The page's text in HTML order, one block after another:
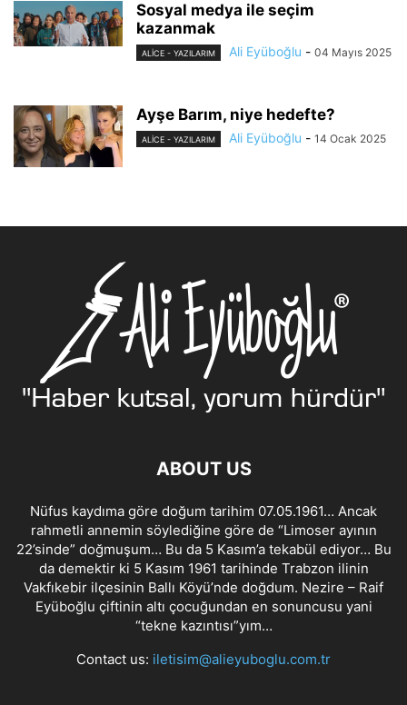
Sosyal medya ile seçim
kazanmak
ALİCE - YAZILARIM Ali Eyüboğlu - 04 Mayıs 2025
Ayşe Barım, niye hedefte?
ALİCE - YAZILARIM Ali Eyüboğlu - 14 Ocak 2025
ABOUT US
Nüfus kaydıma göre doğum tarihim 07.05.1961… Ancak
rahmetli annemin söylediğine göre de “Limoser ayının
22’sinde” doğmuşum… Bu da 5 Kasım’a tekabül ediyor… Bu
da demektir ki 5 Kasım 1961 tarihinde Trabzon ilinin
Vakfıkebir ilçesinin Ballı Köyü’nde doğdum. Nezire – Raif
Eyüboğlu çiftinin altı çocuğundan en sonuncusu yani
“tekne kazıntısı”yım…
Contact us: iletisim@alieyuboglu.com.tr